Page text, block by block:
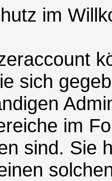
im
sich
im
sind. Sie